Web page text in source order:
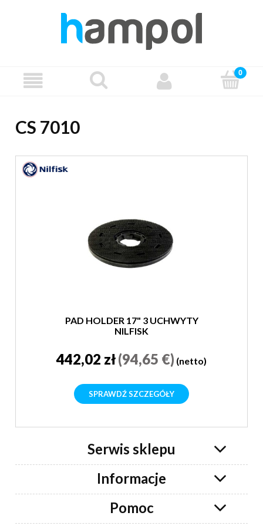
CS 7010
PAD HOLDER 17" 3 UCHWYTY
NILFISK
442,02 zł(94,65 €) (netto)
SPRAWDŹ SZCZEGÓŁY
Serwis sklepu
Informacje
Pomoc